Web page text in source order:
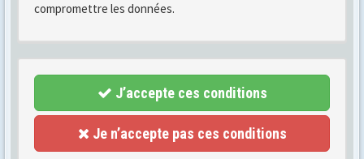
compromettre les données.
J’accepte ces conditions
Je n’accepte pas ces conditions